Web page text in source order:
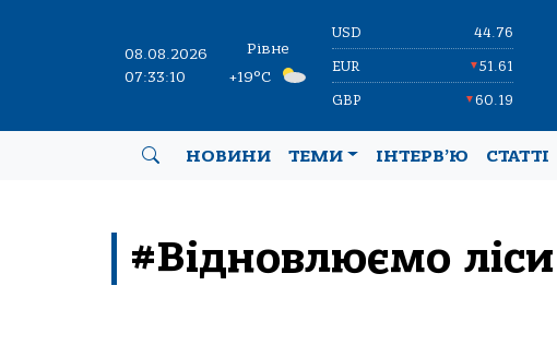
08.08.2026
07:33:10
Рівне
+19°C
USD 44.76
EUR ▼51.61
GBP ▼60.19
НОВИНИ ТЕМИ ІНТЕРВ’Ю СТАТТІ
#Відновлюємо